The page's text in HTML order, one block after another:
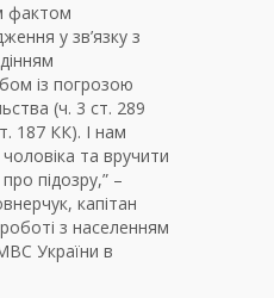
фактом
у зв’язку з
із погрозою
(ч. 3 ст. 289
187 КК). І нам
та вручити
підозру,” –
капітан
роботі з населенням
України в